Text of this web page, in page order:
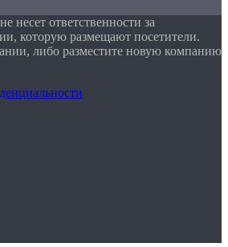
несет ответственности за
которую размещают посетители.
либо разместите новую компанию